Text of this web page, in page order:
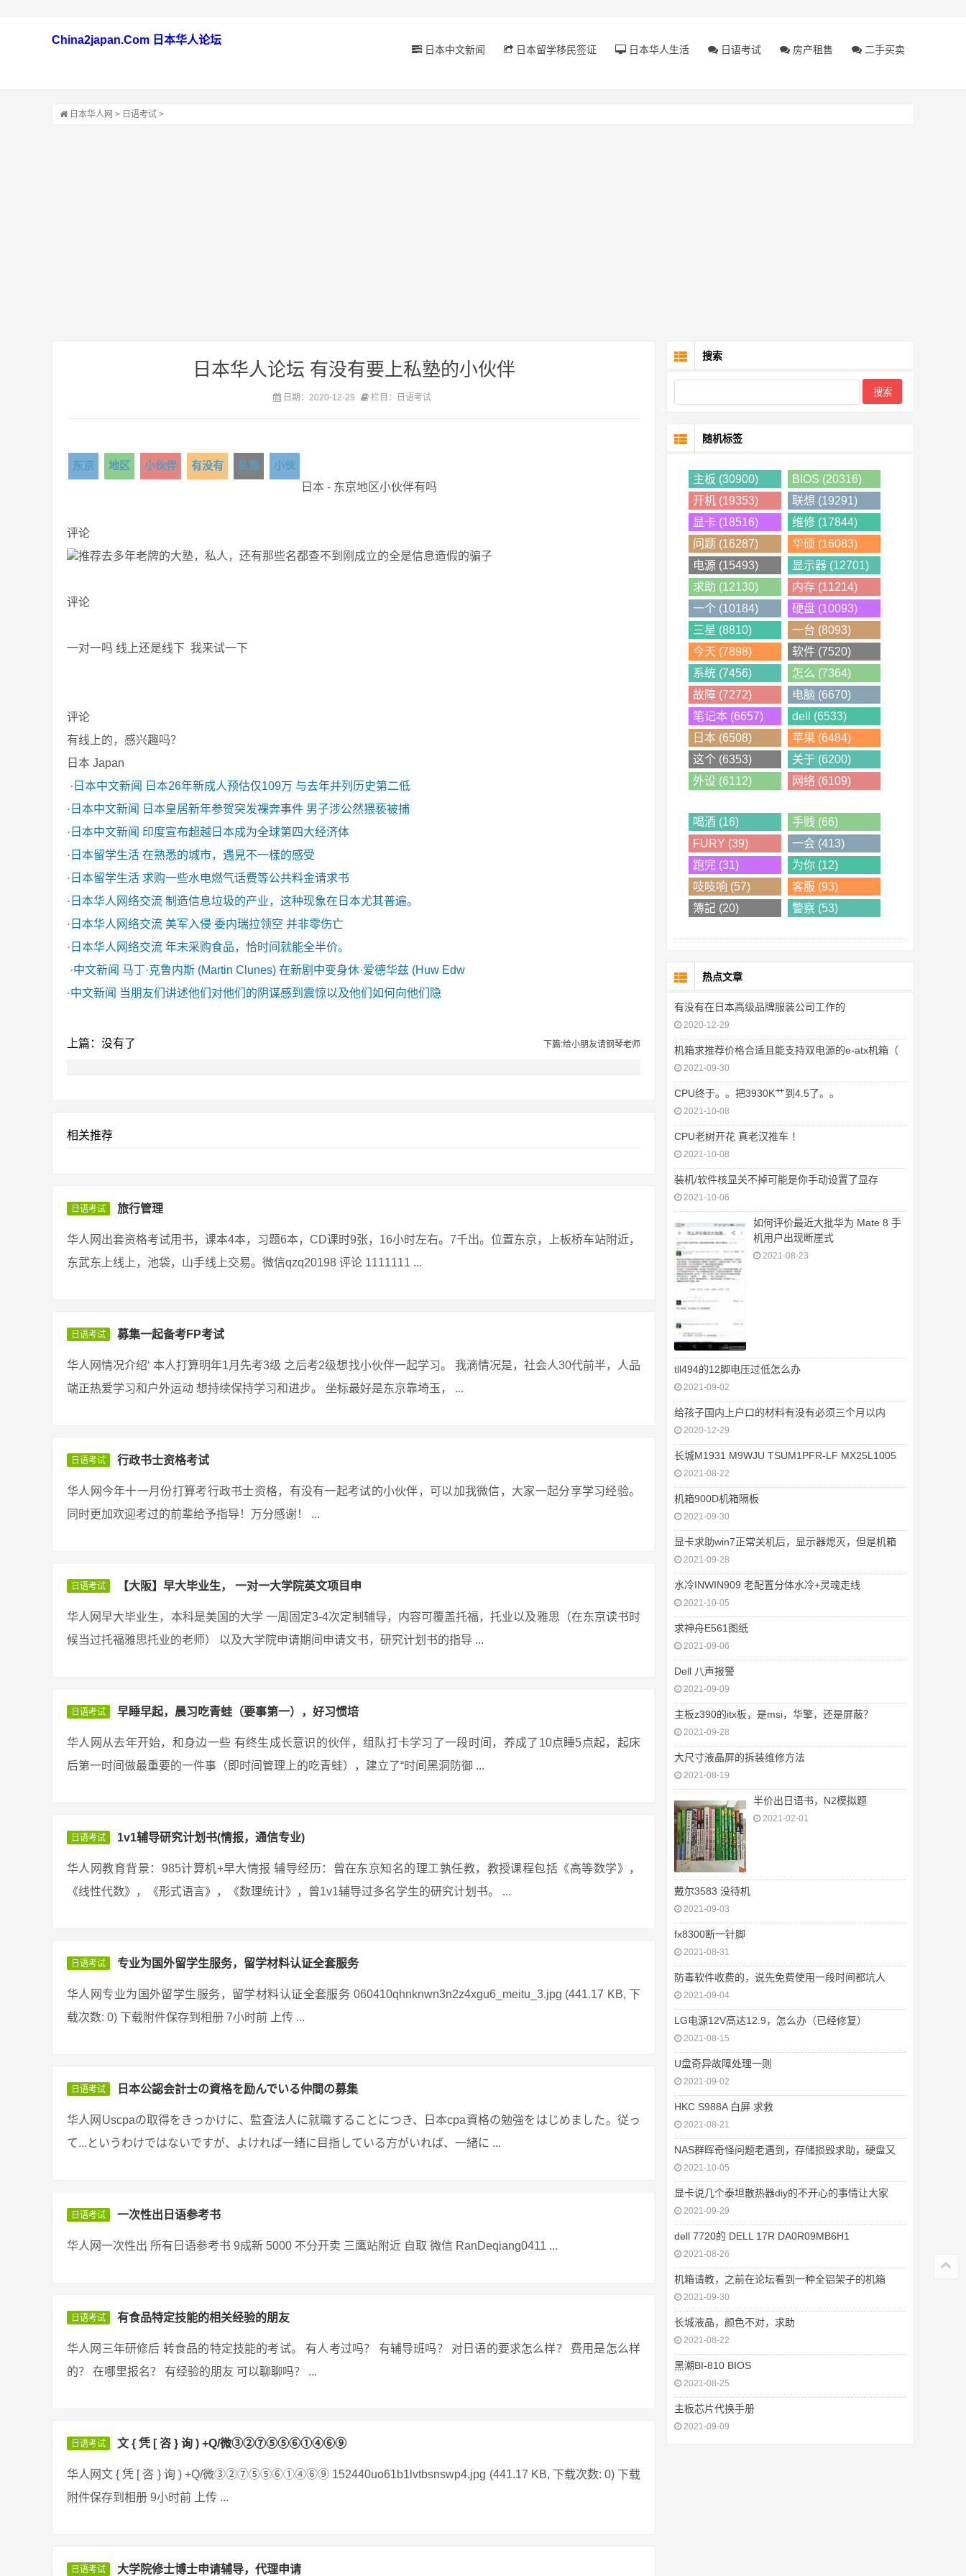
China2japan.Com 日本华人论坛
日本中文新闻 日本留学移民签证 日本华人生活 日语考试 房产租售 二手买卖
日本华人网 > 日语考试 >
日本华人论坛 有没有要上私塾的小伙伴
日期：2020-12-29 栏目：日语考试
东京 地区 小伙伴 有没有 私塾
小伙
日本 - 东京地区小伙伴有吗
评论
推荐去多年老牌的大塾，私人，还有那些名都查不到刚成立的全是信息造假的骗子
评论
一对一吗 线上还是线下 我来试一下
评论
有线上的，感兴趣吗？
日本 Japan
· 日本中文新闻
日本26年新成人预估仅109万 与去年并列历史第二低
· 日本中文新闻
日本皇居新年参贺突发裸奔事件 男子涉公然猥亵被捕
· 日本中文新闻 印度宣布超越日本成为全球第四大经济体
· 日本留学生活 在熟悉的城市，遇見不一樣的感受
· 日本留学生活 求购一些水电燃气话费等公共料金请求书
· 日本华人网络交流 制造信息垃圾的产业，这种现象在日本尤其普遍。
· 日本华人网络交流 美军入侵 委内瑞拉领空 并非零伤亡
· 日本华人网络交流 年末采购食品，恰时间就能全半价。
·中文新闻 马丁·克鲁内斯 (Martin Clunes) 在新剧中变身休·爱德华兹 (Huw Edw
·中文新闻 当朋友们讲述他们对他们的阴谋感到震惊以及他们如何向他们隐
上篇：没有了 下篇:给小朋友请钢琴老师
相关推荐
日语考试 旅行管理
华人网出套资格考试用书，课本4本，习题6本，CD课时9张，16小时左右。7千出。位置东京，上板桥车站附近，
东武东上线上，池袋，山手线上交易。微信qzq20198 评论 1111111 ...
日语考试 募集一起备考FP考试
华人网情况介绍‘ 本人打算明年1月先考3级 之后考2级想找小伙伴一起学习。 我滴情况是，社会人30代前半，人品
端正热爱学习和户外运动 想持续保持学习和进步。 坐标最好是东京靠埼玉， ...
日语考试 行政书士资格考试
华人网今年十一月份打算考行政书士资格，有没有一起考试的小伙伴，可以加我微信，大家一起分享学习经验。
同时更加欢迎考过的前辈给予指导！万分感谢！ ...
日语考试 【大阪】早大毕业生， 一对一大学院英文项目申
华人网早大毕业生，本科是美国的大学 一周固定3-4次定制辅导，内容可覆盖托福，托业以及雅思（在东京读书时
候当过托福雅思托业的老师） 以及大学院申请期间申请文书，研究计划书的指导 ...
日语考试 早睡早起，晨习吃青蛙（要事第一），好习惯培
华人网从去年开始，和身边一些 有终生成长意识的伙伴，组队打卡学习了一段时间，养成了10点睡5点起，起床
后第一时间做最重要的一件事（即时间管理上的吃青蛙），建立了“时间黑洞防御 ...
日语考试 1v1辅导研究计划书(情报，通信专业)
华人网教育背景：985计算机+早大情报 辅导经历：曾在东京知名的理工孰任教，教授课程包括《高等数学》，
《线性代数》，《形式语言》，《数理统计》，曾1v1辅导过多名学生的研究计划书。 ...
日语考试 专业为国外留学生服务，留学材料认证全套服务
华人网专业为国外留学生服务，留学材料认证全套服务 060410qhnknwn3n2z4xgu6_meitu_3.jpg (441.17 KB, 下
载次数: 0) 下载附件保存到相册 7小时前 上传 ...
日语考试 日本公認会計士の資格を励んでいる仲間の募集
华人网Uscpaの取得をきっかけに、監査法人に就職することにつき、日本cpa資格の勉強をはじめました。従っ
て...というわけではないですが、よければ一緒に目指している方がいれば、一緒に ...
日语考试 一次性出日语参考书
华人网一次性出 所有日语参考书 9成新 5000 不分开卖 三鹰站附近 自取 微信 RanDeqiang0411 ...
日语考试 有食品特定技能的相关经验的朋友
华人网三年研修后 转食品的特定技能的考试。 有人考过吗？ 有辅导班吗？ 对日语的要求怎么样？ 费用是怎么样
的？ 在哪里报名？ 有经验的朋友 可以聊聊吗？ ...
日语考试 文 { 凭 [ 咨 } 询 ) +Q/微③②⑦⑤⑤⑥①④⑥⑨
华人网文 { 凭 [ 咨 } 询 ) +Q/微③②⑦⑤⑤⑥①④⑥⑨ 152440uo61b1lvtbsnswp4.jpg (441.17 KB, 下载次数: 0) 下载
附件保存到相册 9小时前 上传 ...
日语考试 大学院修士博士申请辅导，代理申请
搜索
随机标签
主板 (30900)
BIOS (20316)
开机 (19353)
联想 (19291)
显卡 (18516)
维修 (17844)
问题 (16287)
华硕 (16083)
电源 (15493)
显示器 (12701)
求助 (12130)
内存 (11214)
一个 (10184)
硬盘 (10093)
三星 (8810)
一台 (8093)
今天 (7898)
软件 (7520)
系统 (7456)
怎么 (7364)
故障 (7272)
电脑 (6670)
笔记本 (6657)
dell (6533)
日本 (6508)
苹果 (6484)
这个 (6353)
关于 (6200)
外设 (6112)
网络 (6109)
喝酒 (16)
手贱 (66)
FURY (39)
一会 (413)
跑完 (31)
为你 (12)
吱吱响 (57)
客服 (93)
簿記 (20)
警察 (53)
热点文章
有没有在日本高级品牌服装公司工作的
2020-12-29
机箱求推荐价格合适且能支持双电源的e-atx机箱（
2021-09-30
CPU终于。。把3930K艹到4.5了。。
2021-10-08
CPU老树开花 真老汉推车 ！
2021-10-08
装机/软件核显关不掉可能是你手动设置了显存
2021-10-06
如何评价最近大批华为 Mate 8 手
机用户出现断崖式
2021-08-23
tll494的12脚电压过低怎么办
2021-09-02
给孩子国内上户口的材料有没有必须三个月以内
2020-12-29
长城M1931 M9WJU TSUM1PFR-LF MX25L1005
2021-08-22
机箱900D机箱隔板
2021-09-30
显卡求助win7正常关机后，显示器熄灭，但是机箱
2021-09-28
水冷INWIN909 老配置分体水冷+灵魂走线
2021-10-05
求神舟E561图纸
2021-09-06
Dell 八声报警
2021-09-09
主板z390的itx板，是msi，华擎，还是屏蔽？
2021-09-28
大尺寸液晶屏的拆装维修方法
2021-08-19
半价出日语书，N2模拟题
2021-02-01
戴尔3583 没待机
2021-09-03
fx8300断一针脚
2021-08-31
防毒软件收费的，说先免费使用一段时间都坑人
2021-09-04
LG电源12V高达12.9，怎么办（已经修复）
2021-08-15
U盘奇异故障处理一则
2021-09-02
HKC S988A 白屏 求救
2021-08-21
NAS群晖奇怪问题老遇到，存储损毁求助，硬盘又
2021-10-05
显卡说几个泰坦散热器diy的不开心的事情让大家
2021-09-29
dell 7720的 DELL 17R DA0R09MB6H1
2021-08-26
机箱请教，之前在论坛看到一种全铝架子的机箱
2021-09-30
长城液晶，颜色不对，求助
2021-08-22
黑潮BI-810 BIOS
2021-08-25
主板芯片代换手册
2021-09-09